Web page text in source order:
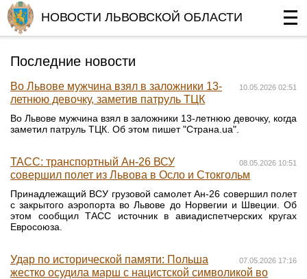
НОВОСТИ ЛЬВОВСКОЙ ОБЛАСТИ
Последние новости
10.05.2026 02:51
Во Львове мужчина взял в заложники 13-
летнюю девочку, заметив патруль ТЦК
Во Львове мужчина взял в заложники 13-летнюю девочку, когда
заметил патруль ТЦК. Об этом пишет "Страна.ua".
08.05.2026 10:51
ТАСС: транспортный Ан-26 ВСУ
совершил полет из Львова в Осло и Стокгольм
Принадлежащий ВСУ грузовой самолет Ан-26 совершил полет
с закрытого аэропорта во Львове до Норвегии и Швеции. Об
этом сообщил ТАСС источник в авиадиспетчерских кругах
Евросоюза.
07.05.2026 17:16
Удар по исторической памяти: Польша
жестко осудила марш с нацистской символикой во